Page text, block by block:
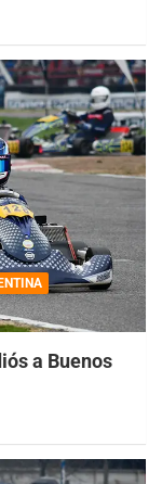
a Buenos